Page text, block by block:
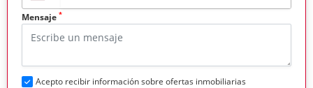
Mensaje *
Acepto recibir información sobre ofertas inmobiliarias